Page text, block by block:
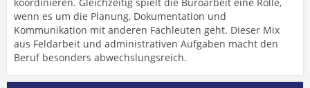
wenn es um die Planung, Dokumentation und
Kommunikation mit anderen Fachleuten geht. Dieser Mix
aus Feldarbeit und administrativen Aufgaben macht den
Beruf besonders abwechslungsreich.